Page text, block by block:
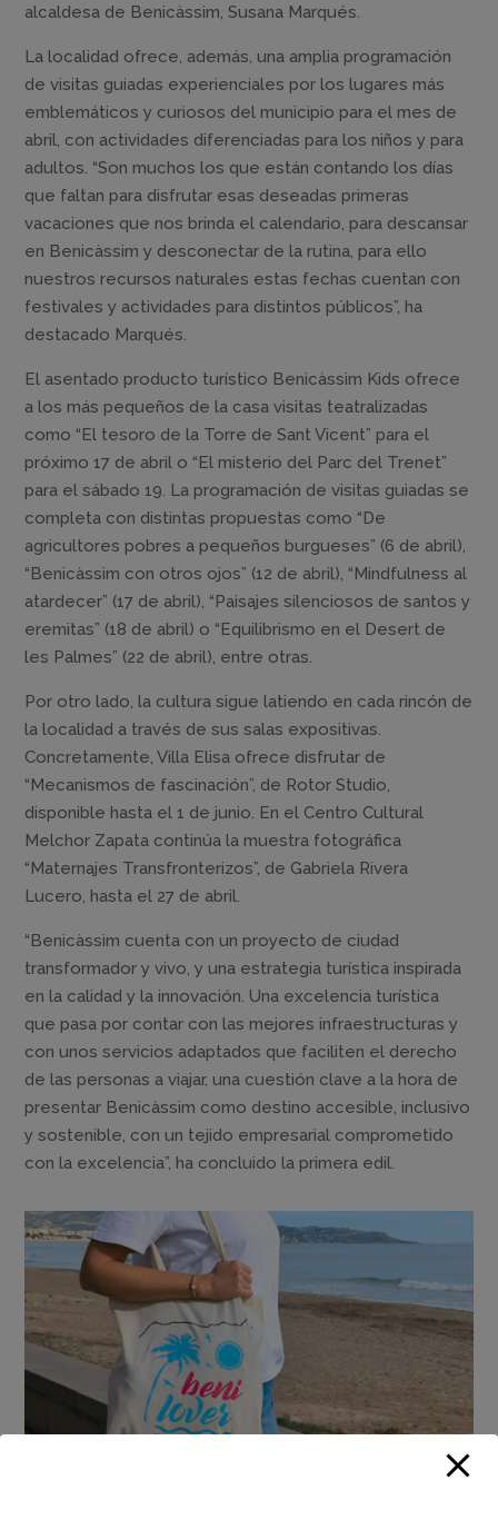
alcaldesa de Benicàssim, Susana Marqués.
La localidad ofrece, además, una amplia programación
de visitas guiadas experienciales por los lugares más
emblemáticos y curiosos del municipio para el mes de
abril, con actividades diferenciadas para los niños y para
adultos. “Son muchos los que están contando los días
que faltan para disfrutar esas deseadas primeras
vacaciones que nos brinda el calendario, para descansar
en Benicàssim y desconectar de la rutina, para ello
nuestros recursos naturales estas fechas cuentan con
festivales y actividades para distintos públicos”, ha
destacado Marqués.
El asentado producto turístico Benicàssim Kids ofrece
a los más pequeños de la casa visitas teatralizadas
como “El tesoro de la Torre de Sant Vicent” para el
próximo 17 de abril o “El misterio del Parc del Trenet”
para el sábado 19. La programación de visitas guiadas se
completa con distintas propuestas como “De
agricultores pobres a pequeños burgueses” (6 de abril),
“Benicàssim con otros ojos” (12 de abril), “Mindfulness al
atardecer” (17 de abril), “Paisajes silenciosos de santos y
eremitas” (18 de abril) o “Equilibrismo en el Desert de
les Palmes” (22 de abril), entre otras.
Por otro lado, la cultura sigue latiendo en cada rincón de
la localidad a través de sus salas expositivas.
Concretamente, Villa Elisa ofrece disfrutar de
“Mecanismos de fascinación”, de Rotor Studio,
disponible hasta el 1 de junio. En el Centro Cultural
Melchor Zapata continúa la muestra fotográfica
“Maternajes Transfronterizos”, de Gabriela Rivera
Lucero, hasta el 27 de abril.
“Benicàssim cuenta con un proyecto de ciudad
transformador y vivo, y una estrategia turística inspirada
en la calidad y la innovación. Una excelencia turística
que pasa por contar con las mejores infraestructuras y
con unos servicios adaptados que faciliten el derecho
de las personas a viajar, una cuestión clave a la hora de
presentar Benicàssim como destino accesible, inclusivo
y sostenible, con un tejido empresarial comprometido
con la excelencia”, ha concluido la primera edil.